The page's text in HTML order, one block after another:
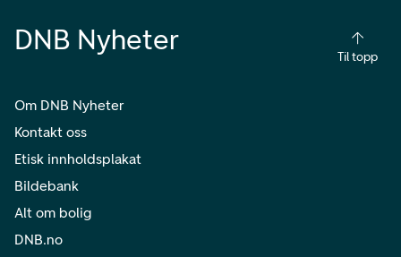
DNB Nyheter
Til topp
Om DNB Nyheter
Kontakt oss
Etisk innholdsplakat
Bildebank
Alt om bolig
DNB.no